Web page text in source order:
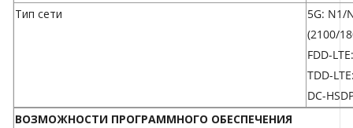
Тип сети
5G: N1/
(2100/
FDD-
TDD-
DC-
ВОЗМОЖНОСТИ ПРОГРАММНОГО ОБЕСПЕЧЕНИЯ